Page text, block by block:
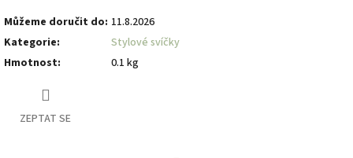
Můžeme doručit do: 11.8.2026
Kategorie:
Stylové svíčky
Hmotnost: 0.1 kg
ZEPTAT SE